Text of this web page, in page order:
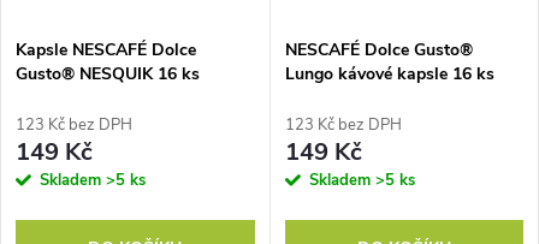
Kapsle NESCAFÉ Dolce
Gusto® NESQUIK 16 ks
123 Kč bez DPH
149 Kč
Skladem >5 ks
NESCAFÉ Dolce Gusto®
Lungo kávové kapsle 16 ks
123 Kč bez DPH
149 Kč
Skladem >5 ks